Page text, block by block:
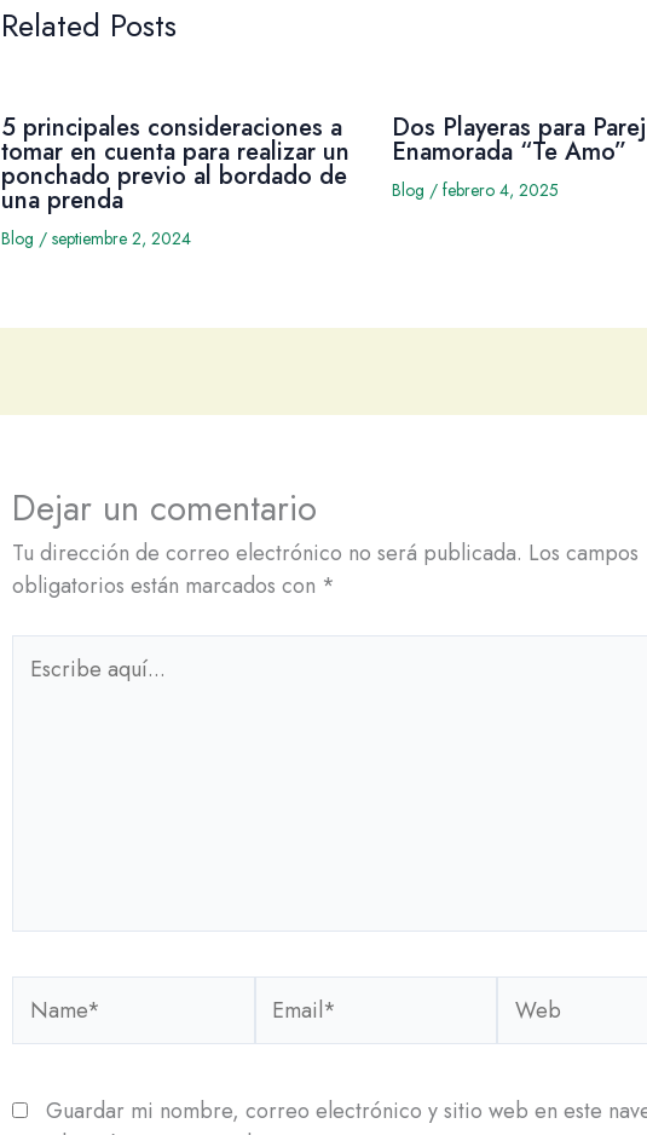
Related Posts
5 principales consideraciones a
tomar en cuenta para realizar un
ponchado previo al bordado de
una prenda
Blog / septiembre 2, 2024
Dos Playeras para
Enamorada “Te Amo”
Blog / febrero 4, 2025
Dejar un comentario
Tu dirección de correo electrónico no será publicada. Los campos
obligatorios están marcados con *
Escribe
aquí...
Guardar mi nombre, correo electrónico y sitio web en este